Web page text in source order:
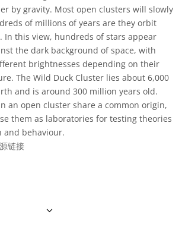
by gravity. Most open clusters will slowly
of millions of years are they orbit
In this view, hundreds of stars appear
the dark background of space, with
brightnesses depending on their
The Wild Duck Cluster lies about 6,000
and is around 300 million years old.
an open cluster share a common origin,
them as laboratories for testing theories
and behaviour.
链接
域 图标